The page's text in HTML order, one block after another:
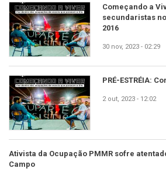
Começando a
secundaristas
2016
30 nov, 2023 - 02:29
PRÉ-ESTRÉIA:
2 out, 2023 - 12:02
Ativista da Ocupação PMMR sofre
Campo